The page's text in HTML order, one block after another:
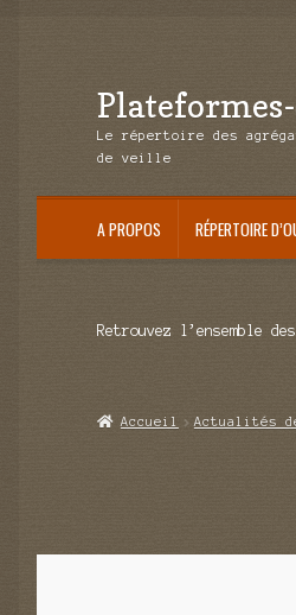
Aller
à
Aller
au
Le répertoire des
de veille
A PROPOS RÉPERTOIRE
Retrouvez l’ensemble
Accueil Actualités